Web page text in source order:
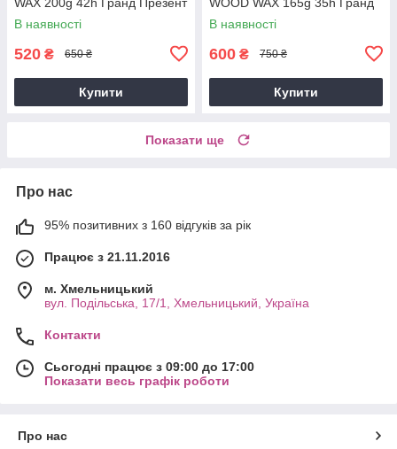
NAC 1082
В наявності
520 ₴ 650 ₴
Купити
Презент NAC 1015W
В наявності
600 ₴ 750 ₴
Купити
Показати ще
Про нас
95% позитивних з 160 відгуків за рік
Працює з 21.11.2016
м. Хмельницький
вул. Подільська, 17/1, Хмельницький, Україна
Контакти
Сьогодні працює з 09:00 до 17:00
Показати весь графік роботи
Про нас